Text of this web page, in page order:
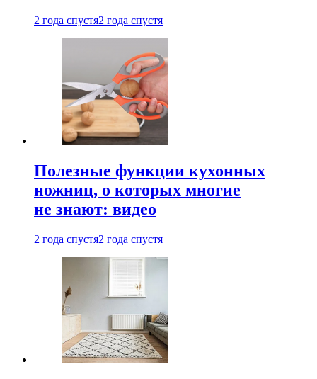
2 года спустя2 года спустя
Полезные функции кухонных
ножниц, о которых многие
не знают: видео
2 года спустя2 года спустя